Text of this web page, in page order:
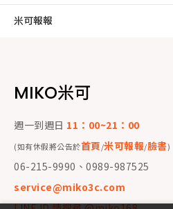
米可報報
MIKO米可
週一到週日 11：00~21：00
(如有休假將公告於首頁/米可報報/臉書)
06-215-9990、0989-987525
service@miko3c.com